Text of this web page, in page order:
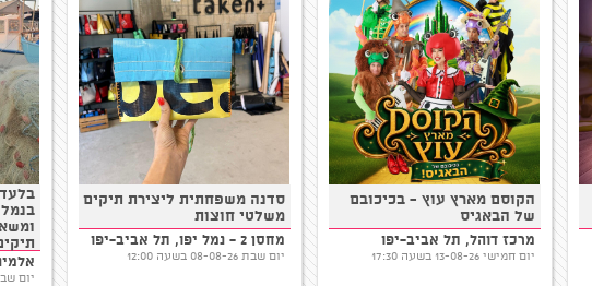
אלמינא
יום שבת 08-08-26
סדנה משפחתית ליצירת תיקים
משלטי חוצות
מחסן 2 - נמל יפו, תל אביב-יפו
יום שבת 08-08-26 בשעה 12:00
הקוסם מארץ עוץ - בכיכובם
של הבאגיס
מרכז דוהל, תל אביב-יפו
יום חמישי 13-08-26 בשעה 17:30